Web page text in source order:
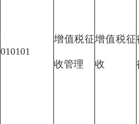
010101
增值税征
收管理
增值税征
收